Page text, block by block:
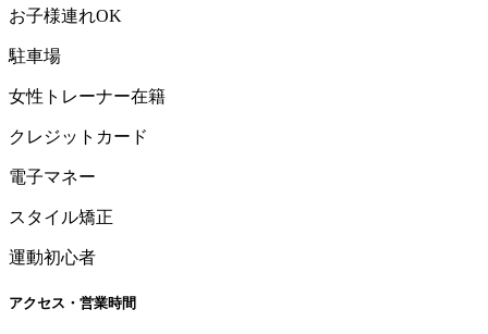
お子様連れOK
駐車場
女性トレーナー在籍
クレジットカード
電子マネー
スタイル矯正
運動初心者
アクセス・営業時間